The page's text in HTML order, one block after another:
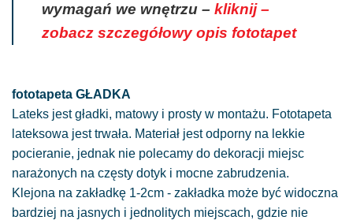
wymagań we wnętrzu – kliknij –
zobacz szczegółowy opis fototapet
fototapeta GŁADKA
Lateks jest gładki, matowy i prosty w montażu. Fototapeta
lateksowa jest trwała. Materiał jest odporny na lekkie
pocieranie, jednak nie polecamy do dekoracji miejsc
narażonych na częsty dotyk i mocne zabrudzenia.
Klejona na zakładkę 1-2cm - zakładka może być widoczna
bardziej na jasnych i jednolitych miejscach, gdzie nie